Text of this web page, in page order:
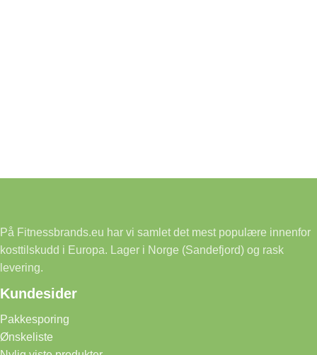
På Fitnessbrands.eu har vi samlet det mest populære innenfor
kosttilskudd i Europa. Lager i Norge (Sandefjord) og rask
levering.
Kundesider
Pakkesporing
Ønskeliste